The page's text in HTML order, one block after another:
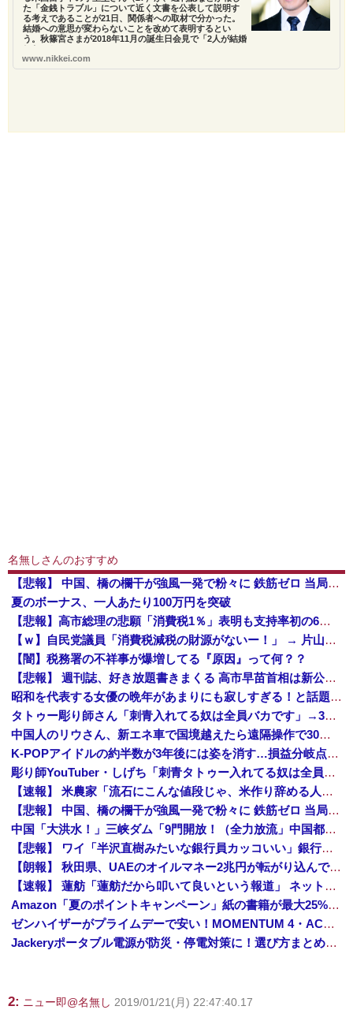
た「金銭トラブル」について近く文書を公表して説明す
る考えであることが21日、関係者への取材で分かった。
結婚への意思が変わらないことを改めて表明するとい
う。秋篠宮さまが2018年11月の誕生日会見で「2人が結婚
したいと...
www.nikkei.com
名無しさんのおすすめ
【悲報】 中国、橋の欄干が強風一発で粉々に 鉄筋ゼロ 当局「接着剤でくっつけただけ」「正常で、品質問題はない」
夏のボーナス、一人あたり100万円を突破
【悲報】高市総理の悲願「消費税1％」表明も支持率初の6割切り
【ｗ】自民党議員「消費税減税の財源がないー！」 → 片山財務相、財源の心配は１ミリもいらない！と主張 ｗｗｗｗｗｗｗｗｗｗｗｗｗｗ
【闇】税務署の不祥事が爆増してる『原因』って何？？
【悲報】 週刊誌、好き放題書きまくる 高市早苗首相は新公用車の贅を尽くした後部座席でたばこを吸うのが至福の時間「どんどん延びる乗車時間」
昭和を代表する女優の晩年があまりにも寂しすぎる！と話題に、自身の子供を餓死する寸前までネグレクトした挙句……
タトゥー彫り師さん「刺青入れてる奴は全員バカです」→30万再生ｗｗｗｗｗｗ
中国人のリウさん、新エネ車で国境越えたら遠隔操作で30時間ロックされる！
K-POPアイドルの約半数が3年後には姿を消す…損益分岐点突破は4％未満
彫り師YouTuber・しげち「刺青タトゥー入れてる奴は全員バカです」「すごい民度低い」「5000円好きなんすよ、バカって」
【速報】 米農家「流石にこんな値段じゃ、米作り辞める人、出るんじゃないかなあ？？」
【悲報】 中国、橋の欄干が強風一発で粉々に 鉄筋ゼロ 当局「接着剤でくっつけただけ」「正常で、品質問題はない」
中国「大洪水！」三峡ダム「9門開放！（全力放流」中国都市「三峡沿線の道路水没」中国政府「高速道路封鎖！」中国ダム「緊急放流に合わせて開門（土砂崩れ発生」→
【悲報】 ワイ「半沢直樹みたいな銀行員カッコいい」銀行員の友人「あんな奴居ねえよ」
【朗報】 秋田県、UAEのオイルマネー2兆円が転がり込んでガチで東北最強になるぞｗｗｗｗｗｗｗ
【速報】 蓮舫「蓮舫だから叩いて良いという報道」 ネット「高市だから叩いて良いをやってるのがお前だろ」
Amazon「夏のポイントキャンペーン」紙の書籍が最大25%ポイント還元 対象と条件を整理（2026年7月）
ゼンハイザーがプライムデーで安い！MOMENTUM 4・ACCENTUMなど対象モデルまとめ！
Jackeryポータブル電源が防災・停電対策に！選び方まとめ【プライムデー最終日】
2: ニュー即@名無し 2019/01/21(月) 22:47:40.17